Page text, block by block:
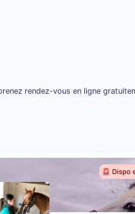
rendez-vous en ligne
🚨 Dispo